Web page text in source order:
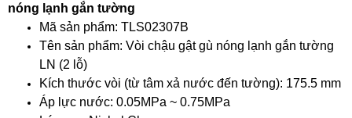
nóng lạnh gắn tường
Mã sản phẩm: TLS02307B
Tên sản phẩm: Vòi chậu gật gù nóng lạnh gắn tường
LN (2 lỗ)
Kích thước vòi (từ tâm xả nước đến tường): 175.5 mm
Áp lực nước: 0.05MPa ~ 0.75MPa